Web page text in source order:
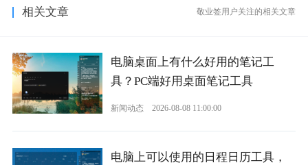
相关文章 敬业签用户关注的相关文章
电脑桌面上有什么好用的笔记工
具？PC端好用桌面笔记工具
新闻动态 2026-08-08 11:00:00
电脑上可以使用的日程日历工具，